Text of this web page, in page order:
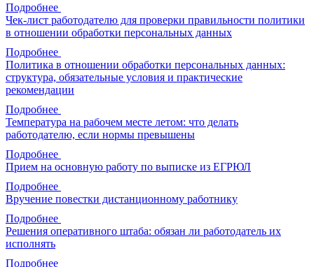
Подробнее
Чек-лист работодателю для проверки правильности политики
в отношении обработки персональных данных
Подробнее
Политика в отношении обработки персональных данных:
структура, обязательные условия и практические
рекомендации
Подробнее
Температура на рабочем месте летом: что делать
работодателю, если нормы превышены
Подробнее
Прием на основную работу по выписке из ЕГРЮЛ
Подробнее
Вручение повестки дистанционному работнику
Подробнее
Решения оперативного штаба: обязан ли работодатель их
исполнять
Подробнее